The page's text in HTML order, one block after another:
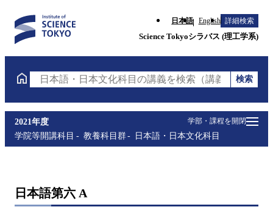
日本語 English 詳細検索
Science Tokyoシラバス (理工学系)
日本語・日本文化科目の講義を検索（講義名・科目
検索
学部・課程を開閉
2021年度
学院等開講科目
教養科目群 日本語・日本文化科目
日本語第六 A